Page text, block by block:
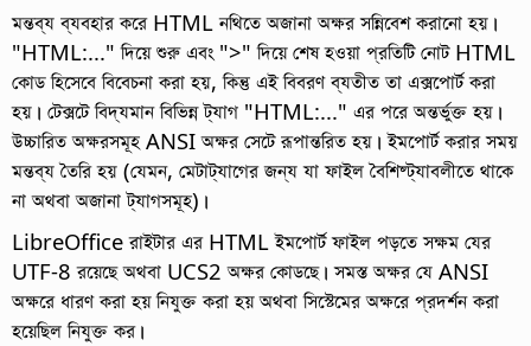
মন্তব্য ব্যবহার করে HTML নথিতে অজানা অক্ষর সন্নিবেশ করানো হয়।
"HTML:..." দিয়ে শুরু এবং ">" দিয়ে শেষ হওয়া প্রতিটি নোট HTML
কোড হিসেবে বিবেচনা করা হয়, কিন্তু এই বিবরণ ব্যতীত তা এক্সপোর্ট করা
হয়। টেক্সটে বিদ্যমান বিভিন্ন ট্যাগ "HTML:..." এর পরে অন্তর্ভুক্ত হয়।
উচ্চারিত অক্ষরসমূহ ANSI অক্ষর সেটে রূপান্তরিত হয়। ইমপোর্ট করার সময়
মন্তব্য তৈরি হয় (যেমন, মেটাট্যাগের জন্য যা ফাইল বৈশিষ্ট্যাবলীতে থাকে
না অথবা অজানা ট্যাগসমূহ)।
LibreOffice রাইটার এর HTML ইমপোর্ট ফাইল পড়তে সক্ষম যের
UTF-8 রয়েছে অথবা UCS2 অক্ষর কোডছে। সমস্ত অক্ষর যে ANSI
অক্ষরে ধারণ করা হয় নিযুক্ত করা হয় অথবা সিস্টেমের অক্ষরে প্রদর্শন করা
হয়েছিল নিযুক্ত কর।